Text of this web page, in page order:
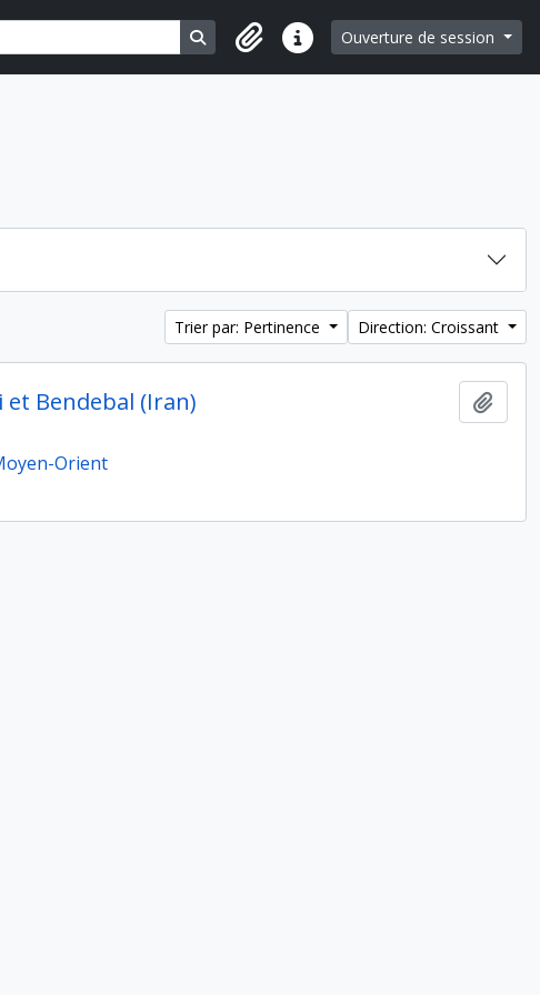
Search in browse page
Liens rapidesOuverture de session
Trier par: Pertinence Direction: Croissant
Bendebal (Iran)
Orient